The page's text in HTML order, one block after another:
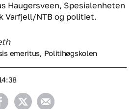
Haugersveen, Spesialenheten
Varfjell/NTB og politiet.
emeritus, Politihøgskolen